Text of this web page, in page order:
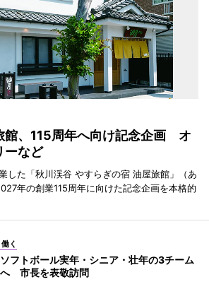
館、115周年へ向け記念企画 オ
ーなど
した「秋川渓谷 やすらぎの宿 油屋旅館」（あ
年の創業115周年に向けた記念企画を本格的
く
フトボール実年・シニア・壮年の3チーム
市長を表敬訪問